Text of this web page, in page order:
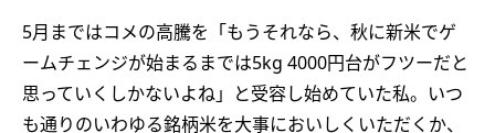
5月まではコメの高騰を「もうそれなら、秋に新米でゲ
ームチェンジが始まるまでは5kg 4000円台がフツーだと
思っていくしかないよね」と受容し始めていた私。いつ
も通りのいわゆる銘柄米を大事においしくいただくか、